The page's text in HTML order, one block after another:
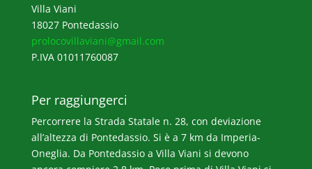
Villa Viani
18027 Pontedassio
prolocovillaviani@gmail.com
P.IVA 01011760087
Per raggiungerci
Percorrere la Strada Statale n. 28, con deviazione
all’altezza di Pontedassio. Si è a 7 km da Imperia-
Oneglia. Da Pontedassio a Villa Viani si devono